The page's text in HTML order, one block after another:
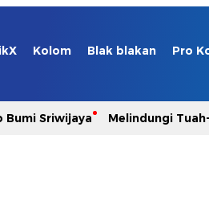
Kolom Blak blakan Pro
Bumi Sriwijaya Melindungi